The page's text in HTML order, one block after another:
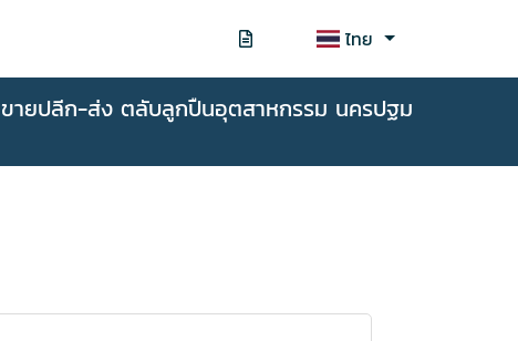
ไทย
ขายปลีก-ส่ง ตลับลูกปืนอุตสาหกรรม นครปฐม